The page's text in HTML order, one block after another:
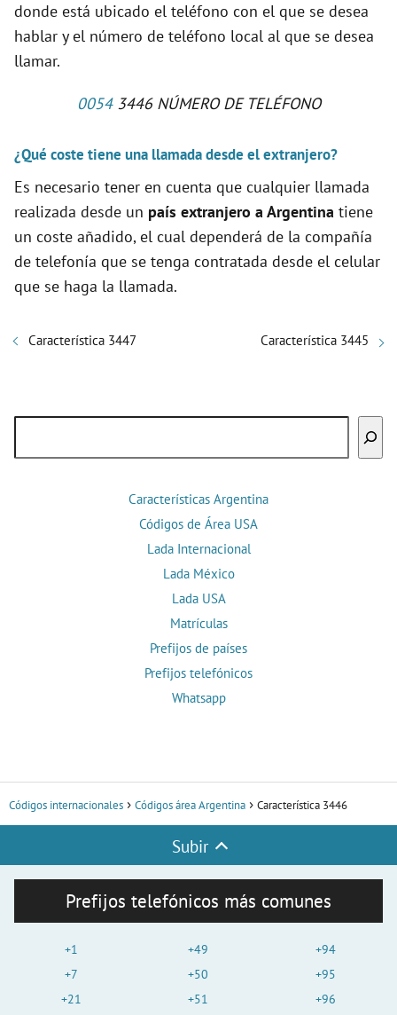
donde está ubicado el teléfono con el que se desea
hablar y el número de teléfono local al que se desea
llamar.
00543446 NÚMERO DE TELÉFONO
¿Qué coste tiene una llamada desde el extranjero?
Es necesario tener en cuenta que cualquier llamada
realizada desde un país extranjero a Argentina tiene
un coste añadido, el cual dependerá de la compañía
de telefonía que se tenga contratada desde el celular
que se haga la llamada.
Característica 3447 Característica 3445
Características Argentina
Códigos de Área USA
Lada Internacional
Lada México
Lada USA
Matrículas
Prefijos de países
Prefijos telefónicos
Whatsapp
Códigos internacionales Códigos área Argentina Característica 3446
Subir
Prefijos telefónicos más comunes
+1
+7
+21
+49
+50
+51
+94
+95
+96